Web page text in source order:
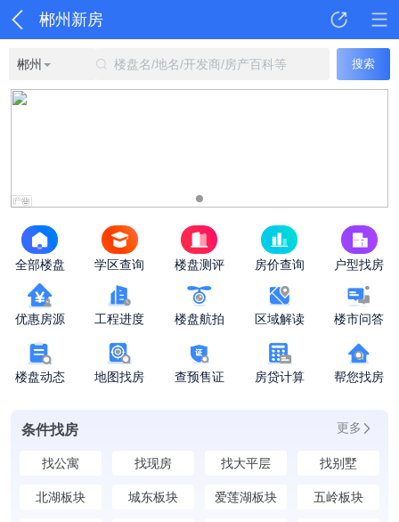
郴州新房
郴州 楼盘名/地名/开发商/房产百科等 搜索
全部楼盘 学区查询 楼盘测评 房价查询 户型找房
优惠房源 工程进度 楼盘航拍 区域解读 楼市问答
楼盘动态 地图找房 查预售证 房贷计算 帮您找房
条件找房 更多
找公寓 找现房 找大平层 找别墅
北湖板块 城东板块 爱莲湖板块 五岭板块